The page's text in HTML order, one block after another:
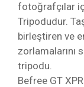
fotoğrafçılar
Tripodudur.
birleştiren ve
zorlamalarını
tripodu.
Befree GT